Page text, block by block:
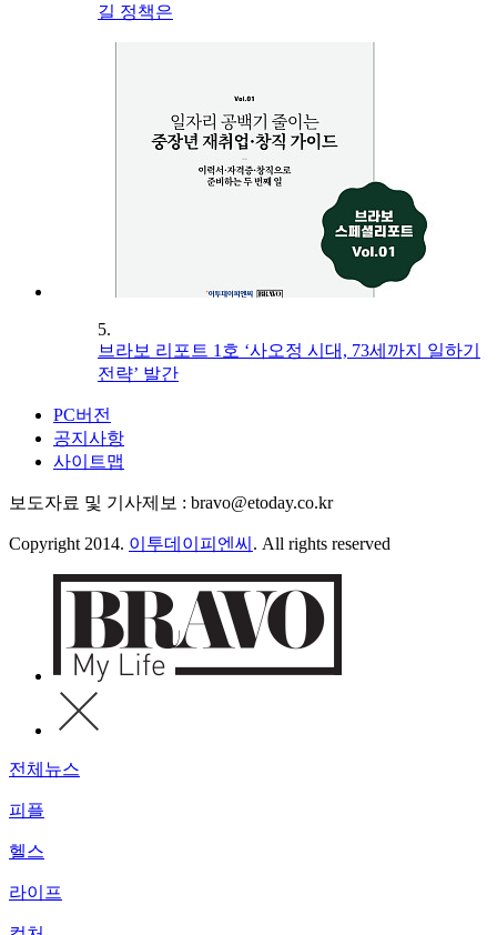
길 정책은
5.
브라보 리포트 1호 ‘사오정 시대, 73세까지 일하기
전략’ 발간
PC버전
공지사항
사이트맵
보도자료 및 기사제보 : bravo@etoday.co.kr
Copyright 2014. 이투데이피엔씨 . All rights reserved
전체뉴스
피플
헬스
라이프